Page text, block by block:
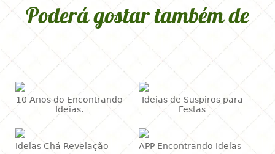
Poderá gostar também de
10 Anos do Encontrando
Ideias.
Ideias de Suspiros para
Festas
Ideias Chá Revelação APP Encontrando Ideias